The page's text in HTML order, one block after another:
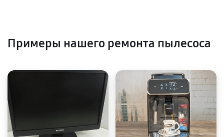
Примеры нашего ремонта пылесоса